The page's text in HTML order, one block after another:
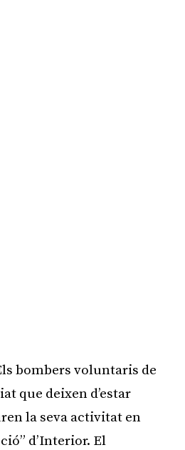
bombers voluntaris de
que deixen d’estar
la seva activitat en
d’Interior. El